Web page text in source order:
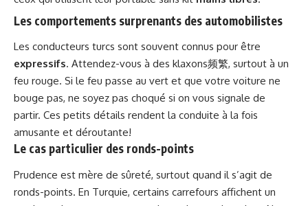
Les comportements surprenants des automobilistes
Les conducteurs turcs sont souvent connus pour être
expressifs. Attendez-vous à des klaxons频繁, surtout à un
feu rouge. Si le feu passe au vert et que votre voiture ne
bouge pas, ne soyez pas choqué si on vous signale de
partir. Ces petits détails rendent la conduite à la fois
amusante et déroutante!
Le cas particulier des ronds-points
Prudence est mère de sûreté, surtout quand il s’agit de
ronds-points. En Turquie, certains carrefours affichent un